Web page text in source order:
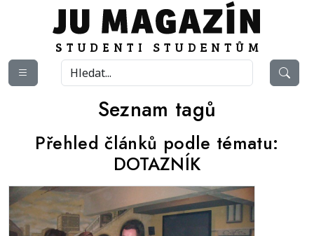
Seznam tagů
Přehled článků podle tématu:
DOTAZNÍK